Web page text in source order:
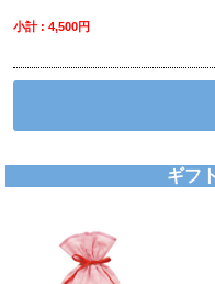
小計 : 4,500円
ギフ